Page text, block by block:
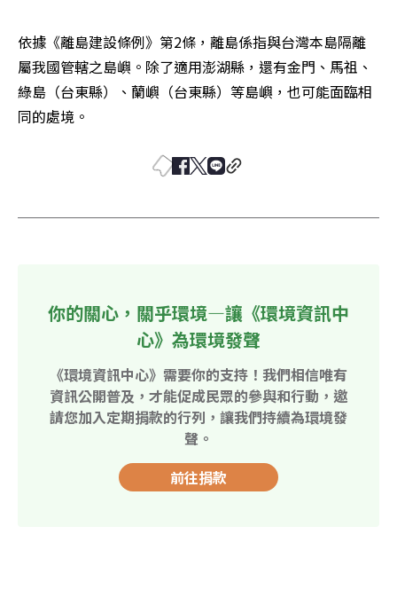
依據《離島建設條例》第2條，離島係指與台灣本島隔離
屬我國管轄之島嶼。除了適用澎湖縣，還有金門、馬祖、
綠島（台東縣）、蘭嶼（台東縣）等島嶼，也可能面臨相
同的處境。
你的關心，關乎環境—讓《環境資訊中
心》為環境發聲
《環境資訊中心》需要你的支持！我們相信唯有
資訊公開普及，才能促成民眾的參與和行動，邀
請您加入定期捐款的行列，讓我們持續為環境發
聲。
前往捐款